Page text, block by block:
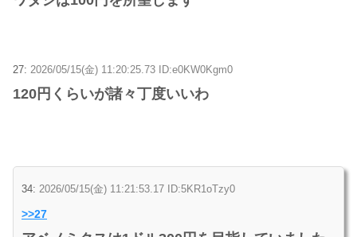
27: 2026/05/15(金) 11:20:25.73 ID:e0KW0Kgm0
120円くらいが諸々丁度いいわ
34: 2026/05/15(金) 11:21:53.17 ID:5KR1oTzy0
>>27